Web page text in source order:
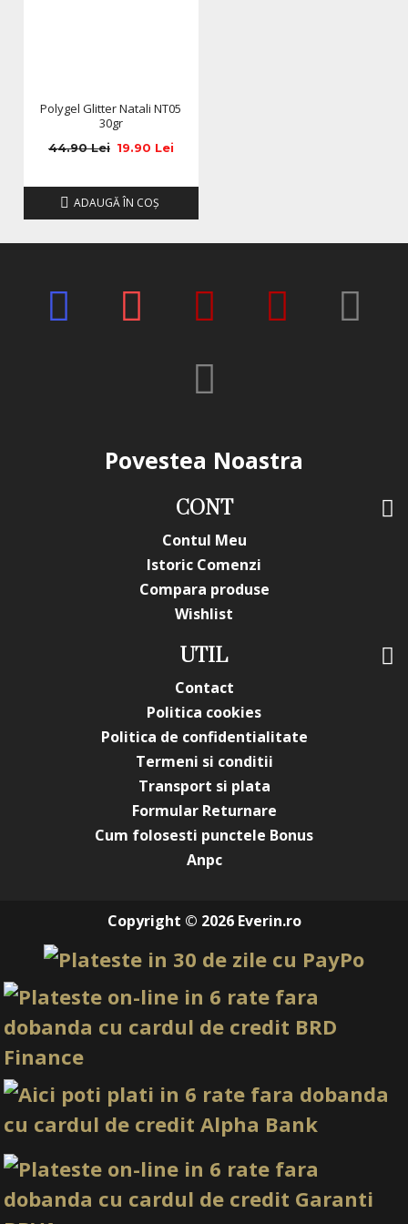
Polygel Glitter Natali NT05
30gr
19.90 Lei
44.90 Lei
ADAUGĂ ÎN COŞ
Povestea Noastra
CONT
Contul Meu
Istoric Comenzi
Compara produse
Wishlist
UTIL
Contact
Politica cookies
Politica de confidentialitate
Termeni si conditii
Transport si plata
Formular Returnare
Cum folosesti punctele Bonus
Anpc
Copyright © 2026 Everin.ro